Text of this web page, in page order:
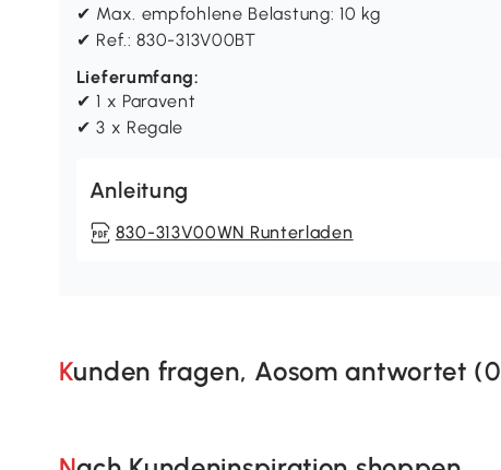
✔ Max. empfohlene Belastung: 10 kg
✔ Ref.: 830-313V00BT
Lieferumfang:
✔ 1 x Paravent
✔ 3 x Regale
Anleitung
830-313V00WN Runterladen
Kunden fragen, Aosom antwortet (0